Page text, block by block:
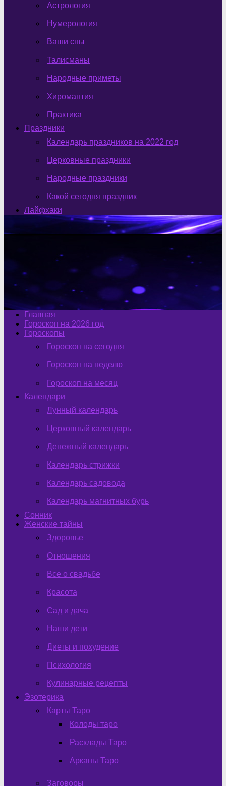
Астрология
Нумерология
Ваши сны
Талисманы
Народные приметы
Хиромантия
Практика
Праздники
Календарь праздников на 2022 год
Церковные праздники
Народные праздники
Какой сегодня праздник
Лайфхаки
Главная
Гороскоп на 2026 год
Гороскопы
Гороскоп на сегодня
Гороскоп на неделю
Гороскоп на месяц
Календари
Лунный календарь
Церковный календарь
Денежный календарь
Календарь стрижки
Календарь садовода
Календарь магнитных бурь
Сонник
Женские тайны
Здоровье
Отношения
Все о свадьбе
Красота
Сад и дача
Наши дети
Диеты и похудение
Психология
Кулинарные рецепты
Эзотерика
Карты Таро
Колоды таро
Расклады Таро
Арканы Таро
Заговоры